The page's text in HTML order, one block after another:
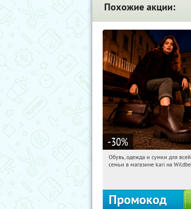
Похожие акции:
-30%
10:16:58
Обувь, одежда и сумки для всей
семьи в магазине kari на
Промокод